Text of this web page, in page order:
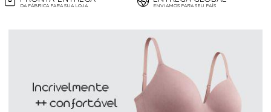
DA FÁBRICA PARA SUA LOJA ENVIAMOS PARA SEU PAÍS